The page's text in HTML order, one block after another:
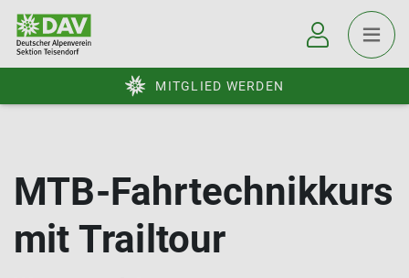
MITGLIED WERDEN
MTB-Fahrtechnikkurs
mit Trailtour